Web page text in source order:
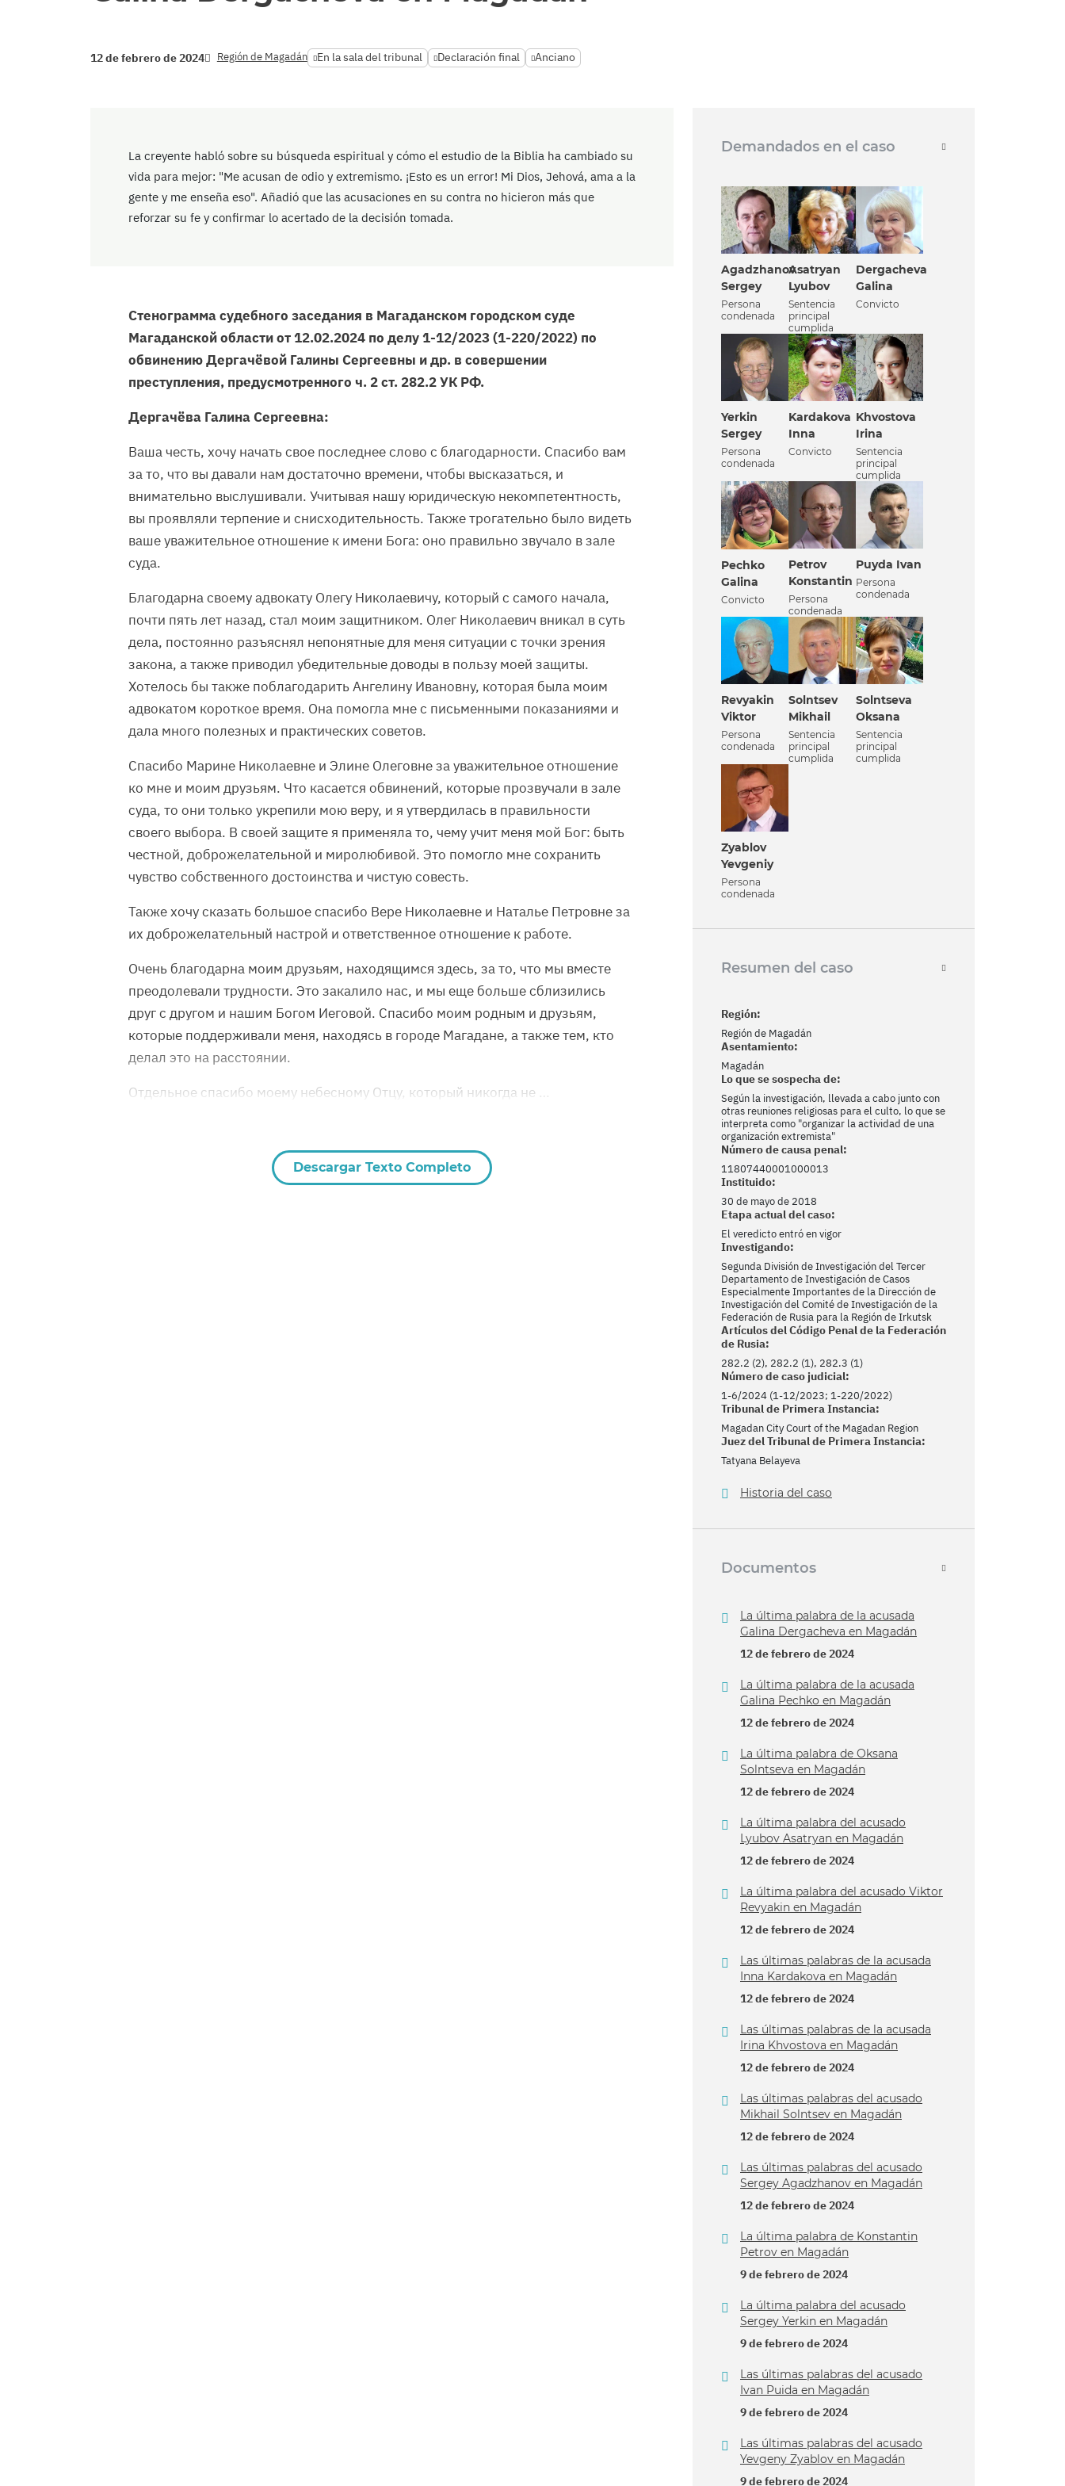
12 de febrero de 2024 Región de Magadán En la sala del tribunal Declaración final Anciano
La creyente habló sobre su búsqueda espiritual y cómo el estudio de la Biblia ha cambiado su
vida para mejor: "Me acusan de odio y extremismo. ¡Esto es un error! Mi Dios, Jehová, ama a la
gente y me enseña eso". Añadió que las acusaciones en su contra no hicieron más que
reforzar su fe y confirmar lo acertado de la decisión tomada.
Стенограмма судебного заседания в Магаданском городском суде
Магаданской области от 12.02.2024 по делу 1-12/2023 (1-220/2022) по
обвинению Дергачёвой Галины Сергеевны и др. в совершении
преступления, предусмотренного ч. 2 ст. 282.2 УК РФ.
Дергачёва Галина Сергеевна:
Ваша честь, хочу начать свое последнее слово с благодарности. Спасибо вам
за то, что вы давали нам достаточно времени, чтобы высказаться, и
внимательно выслушивали. Учитывая нашу юридическую некомпетентность,
вы проявляли терпение и снисходительность. Также трогательно было видеть
ваше уважительное отношение к имени Бога: оно правильно звучало в зале
суда.
Благодарна своему адвокату Олегу Николаевичу, который с самого начала,
почти пять лет назад, стал моим защитником. Олег Николаевич вникал в суть
дела, постоянно разъяснял непонятные для меня ситуации с точки зрения
закона, а также приводил убедительные доводы в пользу моей защиты.
Хотелось бы также поблагодарить Ангелину Ивановну, которая была моим
адвокатом короткое время. Она помогла мне с письменными показаниями и
дала много полезных и практических советов.
Спасибо Марине Николаевне и Элине Олеговне за уважительное отношение
ко мне и моим друзьям. Что касается обвинений, которые прозвучали в зале
суда, то они только укрепили мою веру, и я утвердилась в правильности
своего выбора. В своей защите я применяла то, чему учит меня мой Бог: быть
честной, доброжелательной и миролюбивой. Это помогло мне сохранить
чувство собственного достоинства и чистую совесть.
Также хочу сказать большое спасибо Вере Николаевне и Наталье Петровне за
их доброжелательный настрой и ответственное отношение к работе.
Очень благодарна моим друзьям, находящимся здесь, за то, что мы вместе
преодолевали трудности. Это закалило нас, и мы еще больше сблизились
друг с другом и нашим Богом Иеговой. Спасибо моим родным и друзьям,
которые поддерживали меня, находясь в городе Магадане, а также тем, кто
делал это на расстоянии.
Отдельное спасибо моему небесному Отцу, который никогда не …
Descargar Texto Completo
Demandados en el caso
Agadzhanov
Sergey
Persona
condenada
Asatryan
Lyubov
Sentencia
principal
cumplida
Dergacheva
Galina
Convicto
Yerkin
Sergey
Persona
condenada
Kardakova
Inna
Convicto
Khvostova
Irina
Sentencia
principal
cumplida
Pechko
Galina
Convicto
Petrov
Konstantin
Persona
condenada
Puyda Ivan
Persona
condenada
Revyakin
Viktor
Persona
condenada
Solntsev
Mikhail
Sentencia
principal
cumplida
Solntseva
Oksana
Sentencia
principal
cumplida
Zyablov
Yevgeniy
Persona
condenada
Resumen del caso
Región:
Región de Magadán
Asentamiento:
Magadán
Lo que se sospecha de:
Según la investigación, llevada a cabo junto con
otras reuniones religiosas para el culto, lo que se
interpreta como "organizar la actividad de una
organización extremista"
Número de causa penal:
11807440001000013
Instituido:
30 de mayo de 2018
Etapa actual del caso:
El veredicto entró en vigor
Investigando:
Segunda División de Investigación del Tercer
Departamento de Investigación de Casos
Especialmente Importantes de la Dirección de
Investigación del Comité de Investigación de la
Federación de Rusia para la Región de Irkutsk
Artículos del Código Penal de la Federación
de Rusia:
282.2 (2), 282.2 (1), 282.3 (1)
Número de caso judicial:
1-6/2024 (1-12/2023; 1-220/2022)
Tribunal de Primera Instancia:
Magadan City Court of the Magadan Region
Juez del Tribunal de Primera Instancia:
Tatyana Belayeva
Historia del caso
Documentos
La última palabra de la acusada
Galina Dergacheva en Magadán
12 de febrero de 2024
La última palabra de la acusada
Galina Pechko en Magadán
12 de febrero de 2024
La última palabra de Oksana
Solntseva en Magadán
12 de febrero de 2024
La última palabra del acusado
Lyubov Asatryan en Magadán
12 de febrero de 2024
La última palabra del acusado Viktor
Revyakin en Magadán
12 de febrero de 2024
Las últimas palabras de la acusada
Inna Kardakova en Magadán
12 de febrero de 2024
Las últimas palabras de la acusada
Irina Khvostova en Magadán
12 de febrero de 2024
Las últimas palabras del acusado
Mikhail Solntsev en Magadán
12 de febrero de 2024
Las últimas palabras del acusado
Sergey Agadzhanov en Magadán
12 de febrero de 2024
La última palabra de Konstantin
Petrov en Magadán
9 de febrero de 2024
La última palabra del acusado
Sergey Yerkin en Magadán
9 de febrero de 2024
Las últimas palabras del acusado
Ivan Puida en Magadán
9 de febrero de 2024
Las últimas palabras del acusado
Yevgeny Zyablov en Magadán
9 de febrero de 2024